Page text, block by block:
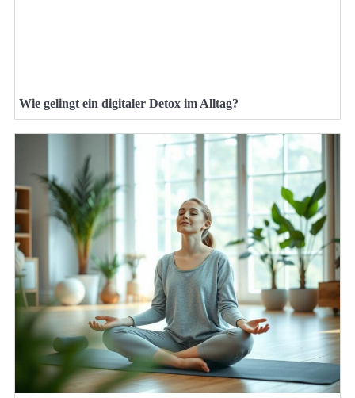
Wie gelingt ein digitaler Detox im Alltag?